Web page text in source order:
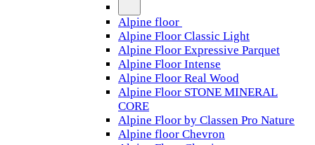
Alpine floor
Alpine Floor Classic Light
Alpine Floor Expressive Parquet
Alpine Floor Intense
Alpine Floor Real Wood
Alpine Floor STONE MINERAL
CORE
Alpine Floor by Classen Pro Nature
Alpine floor Chevron